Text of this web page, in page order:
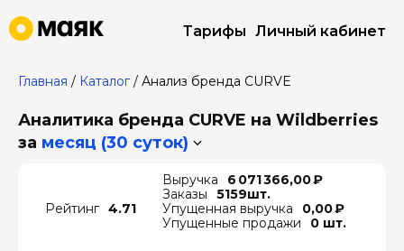
Тарифы Личный кабинет
Главная / Каталог/ Анализ бренда CURVE
Аналитика бренда CURVE на Wildberries
за месяц (30 суток)
Рейтинг 4.71
Выручка
6 071 366,00 ₽
Заказы
5159шт.
Упущенная выручка
0,00 ₽
Упущенные продажи
0 шт.